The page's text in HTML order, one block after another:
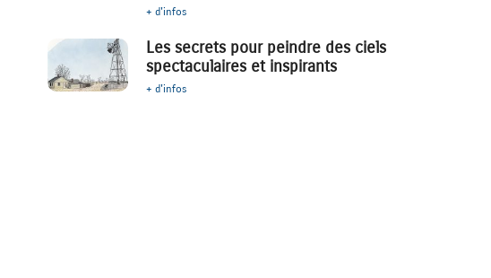
+ d'infos
Les secrets pour peindre des ciels
spectaculaires et inspirants
+ d'infos